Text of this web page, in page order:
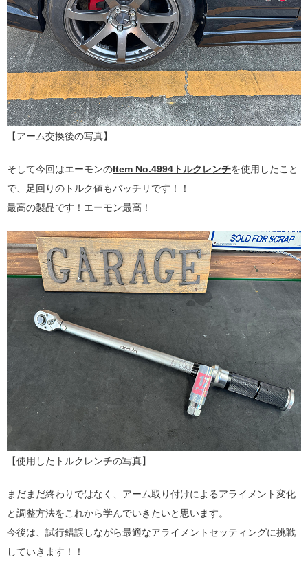
【アーム交換後の写真】
そして今回はエーモンのItem No.4994トルクレンチを使用したこと
で、足回りのトルク値もバッチリです！！
最高の製品です！エーモン最高！
【使用したトルクレンチの写真】
まだまだ終わりではなく、アーム取り付けによるアライメント変化
と調整方法をこれから学んでいきたいと思います。
今後は、試行錯誤しながら最適なアライメントセッティングに挑戦
していきます！！